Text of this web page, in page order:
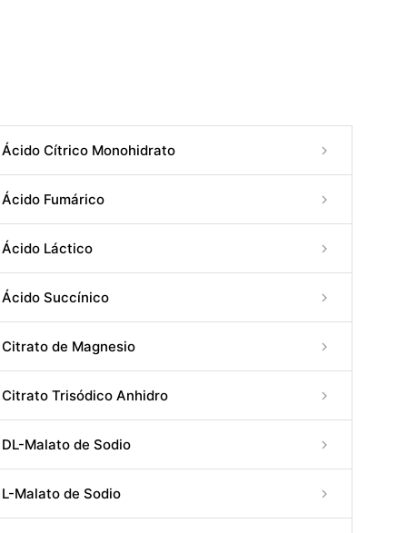
Ácido Cítrico Monohidrato
Ácido Fumárico
Ácido Láctico
Ácido Succínico
Citrato de Magnesio
Citrato Trisódico Anhidro
DL-Malato de Sodio
L-Malato de Sodio